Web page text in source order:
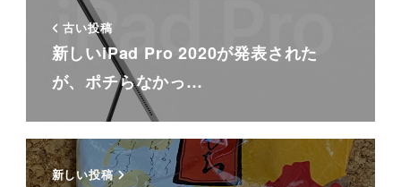
古い投稿
新しいiPad Pro 2020が発表された
が、ポチらなかっ…
新しい投稿